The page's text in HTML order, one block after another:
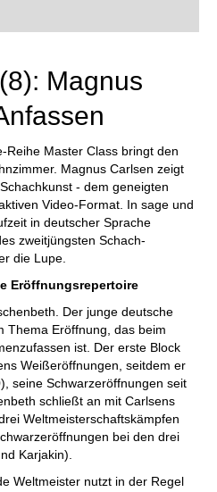
Mit
und
Magnus
Reihe Master Class bringt den
Magnus Carlsen zeigt
- dem geneigten
Video-Format. In sage und
in deutscher Sprache
zweitjüngsten Schach-
die Lupe.
Eröffnungsrepertoire
Der junge deutsche
Thema Eröffnung, das beim
ist. Der erste Block
Weißeröffnungen, seitdem er
seine Schwarzeröffnungen seit
schließt an mit Carlsens
Weltmeisterschaftskämpfen
bei den drei
Karjakin).
Weltmeister nutzt in der Regel